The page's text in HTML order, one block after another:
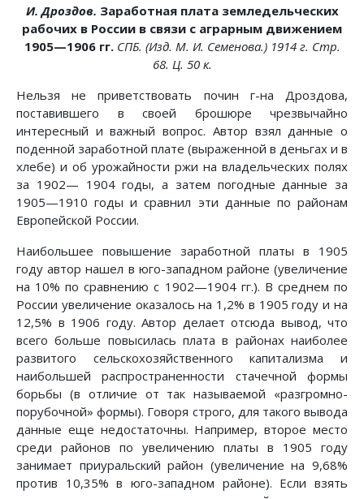
И. Дроздов. Заработная плата земледельческих
рабочих в России в связи с аграрным движением
1905—1906 гг. СПБ. (Изд. М. И. Семенова.) 1914 г. Стр.
68. Ц. 50 к.
Нельзя не приветствовать почин г-на Дроздова,
поставившего в своей брошюре чрезвычайно
интересный и важный вопрос. Автор взял данные о
поденной заработной плате (выраженной в деньгах и в
хлебе) и об урожайности ржи на владельческих полях
за 1902— 1904 годы, а затем погодные данные за
1905—1910 годы и сравнил эти данные по районам
Европейской России.
Наибольшее повышение заработной платы в 1905
году автор нашел в юго-западном районе (увеличение
на 10% по сравнению с 1902—1904 гг.). В среднем по
России увеличение оказалось на 1,2% в 1905 году и на
12,5% в 1906 году. Автор делает отсюда вывод, что
всего больше повысилась плата в районах наиболее
развитого сельскохозяйственного капитализма и
наибольшей распространенности стачечной формы
борьбы (в отличие от так называемой «разгромно-
порубочной» формы). Говоря строго, для такого вывода
данные еще недостаточны. Например, второе место
среди районов по увеличению платы в 1905 году
занимает приуральский район (увеличение на 9,68%
против 10,35% в юго-западном районе). Если взять